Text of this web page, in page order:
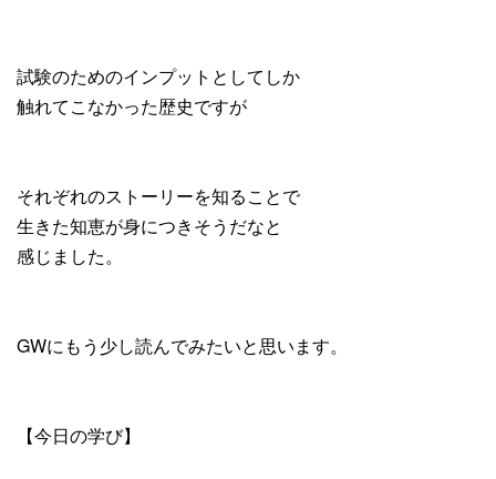
試験のためのインプットとしてしか
触れてこなかった歴史ですが
それぞれのストーリーを知ることで
生きた知恵が身につきそうだなと
感じました。
GWにもう少し読んでみたいと思います。
【今日の学び】